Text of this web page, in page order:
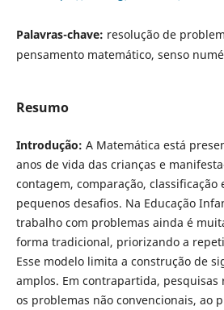
Palavras-chave: resolução de
pensamento matemático, senso
Resumo
Introdução: A Matemática está
anos de vida das crianças e
contagem, comparação, classificação
pequenos desafios. Na Educação
trabalho com problemas ainda é
forma tradicional, priorizando a
Esse modelo limita a construção de
amplos. Em contrapartida,
os problemas não convencionais, ao